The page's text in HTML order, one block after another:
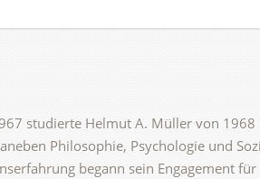
studierte Helmut A. Müller von 1968
Philosophie, Psychologie und
begann sein Engagement